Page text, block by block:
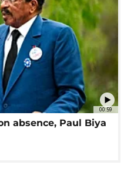
00:59
absence, Paul Biya